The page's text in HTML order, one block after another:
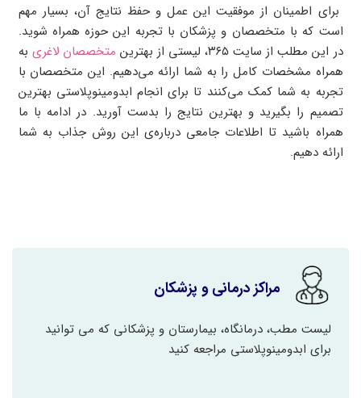
برای اطمینان از موفقیت این عمل و حفظ نتایج آن، بسیار مهم
است که با متخصصان و پزشکان با تجربه این حوزه همراه شوید.
در این مطلب از سایت ۳۶۵، لیستی از بهترین
متخصصان لاغری به
همراه مشخصات کامل را به شما ارائه می‌دهیم. این متخصصان با
تجربه به شما کمک می‌کنند تا برای انجام ابدومینوپلاستی بهترین
تصمیم را بگیرید و بهترین نتایج را بدست آورید. در ادامه با ما
همراه باشید تا اطلاعات جامعی درباره‌ی این روش جذاب به شما
ارائه دهیم.
مراکز درمانی و پزشکان
لیست مطب، درمانگاه، بیمارستان و پزشکانی که می توانید
برای ابدومینوپلاستی مراجعه کنید